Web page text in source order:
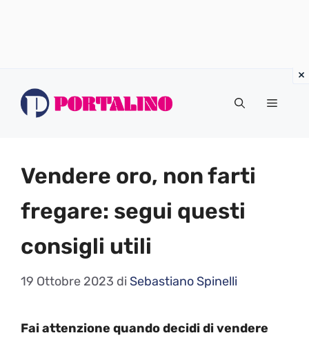
Menu
Vendere oro, non farti
fregare: segui questi
consigli utili
19 Ottobre 2023 di Sebastiano Spinelli
Fai attenzione quando decidi di vendere